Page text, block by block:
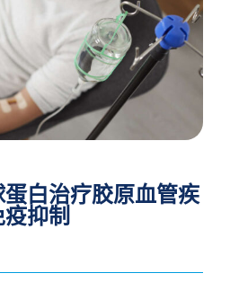
白治疗胶原血管疾
抑制